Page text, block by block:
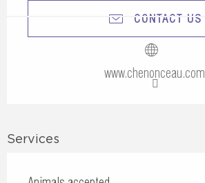
CONTACT US
www.chenonceau.com
Services